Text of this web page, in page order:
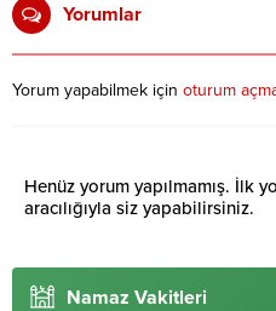
Yorumlar
Yorum yapabilmek için oturum
Henüz yorum yapılmamış. İlk
aracılığıyla siz yapabilirsiniz.
Namaz Vakitleri